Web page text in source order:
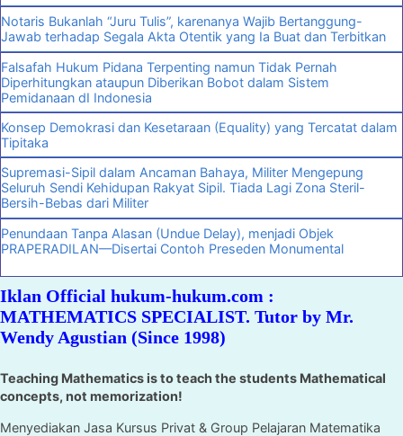
Notaris Bukanlah “Juru Tulis”, karenanya Wajib Bertanggung-
Jawab terhadap Segala Akta Otentik yang Ia Buat dan Terbitkan
Falsafah Hukum Pidana Terpenting namun Tidak Pernah
Diperhitungkan ataupun Diberikan Bobot dalam Sistem
Pemidanaan dI Indonesia
Konsep Demokrasi dan Kesetaraan (Equality) yang Tercatat dalam
Tipitaka
Supremasi-Sipil dalam Ancaman Bahaya, Militer Mengepung
Seluruh Sendi Kehidupan Rakyat Sipil. Tiada Lagi Zona Steril-
Bersih-Bebas dari Militer
Penundaan Tanpa Alasan (Undue Delay), menjadi Objek
PRAPERADILAN—Disertai Contoh Preseden Monumental
Iklan Official hukum-hukum.com :
MATHEMATICS SPECIALIST. Tutor by Mr.
Wendy Agustian (Since 1998)
Teaching Mathematics is to teach the students Mathematical
concepts, not memorization!
Menyediakan Jasa Kursus Privat & Group Pelajaran Matematika